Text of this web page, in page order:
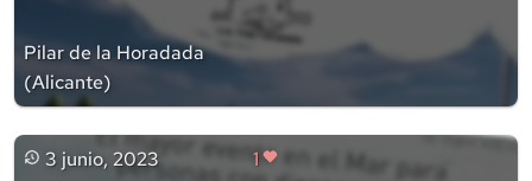
Pilar de la Horadada
(Alicante)
3 junio, 2023 1